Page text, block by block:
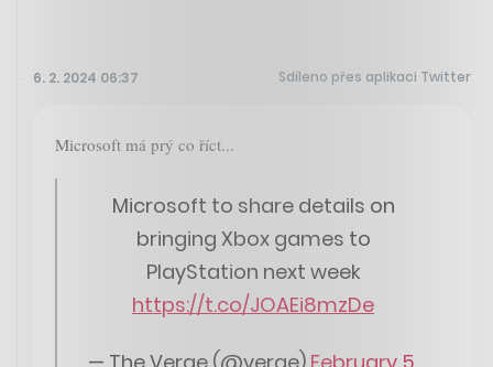
6. 2. 2024 06:37 Sdíleno přes aplikaci Twitter
Microsoft má prý co říct...
Microsoft to share details on
bringing Xbox games to
PlayStation next week
https://t.co/JOAEi8mzDe